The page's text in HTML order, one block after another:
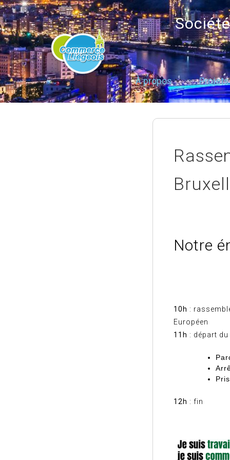
À propos Projets
Notre
10h :
Européen
11h : départ
12h : fin